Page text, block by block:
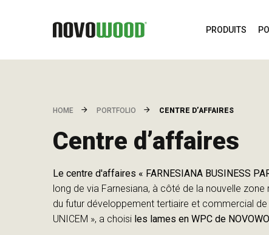
PRODUITS
HOME PORTFOLIO CENTRE D’AFFAIRES
Centre d’affaires
Le centre d'affaires « FARNESIANA BUSINESS
long de via Farnesiana, à côté de la nouvelle zone
du futur développement tertiaire et commercial de
UNICEM », a choisi les lames en WPC de